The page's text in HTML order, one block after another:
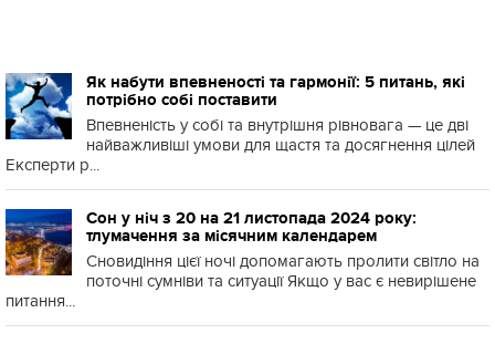
Як набути впевненості та гармонії: 5 питань, які
потрібно собі поставити
Впевненість у собі та внутрішня рівновага — це дві
найважливіші умови для щастя та досягнення цілей
Експерти р...
Сон у ніч з 20 на 21 листопада 2024 року:
тлумачення за місячним календарем
Сновидіння цієї ночі допомагають пролити світло на
поточні сумніви та ситуації Якщо у вас є невирішене
питання...